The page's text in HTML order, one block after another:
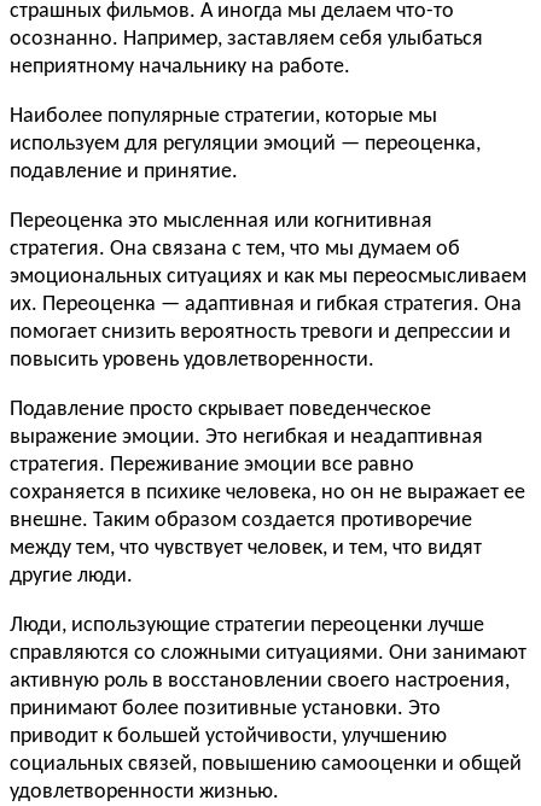
страшных фильмов. А иногда мы делаем что-то
осознанно. Например, заставляем себя улыбаться
неприятному начальнику на работе.
Наиболее популярные стратегии, которые мы
используем для регуляции эмоций — переоценка,
подавление и принятие.
Переоценка это мысленная или когнитивная
стратегия. Она связана с тем, что мы думаем об
эмоциональных ситуациях и как мы переосмысливаем
их. Переоценка — адаптивная и гибкая стратегия. Она
помогает снизить вероятность тревоги и депрессии и
повысить уровень удовлетворенности.
Подавление просто скрывает поведенческое
выражение эмоции. Это негибкая и неадаптивная
стратегия. Переживание эмоции все равно
сохраняется в психике человека, но он не выражает ее
внешне. Таким образом создается противоречие
между тем, что чувствует человек, и тем, что видят
другие люди.
Люди, использующие стратегии переоценки лучше
справляются со сложными ситуациями. Они занимают
активную роль в восстановлении своего настроения,
принимают более позитивные установки. Это
приводит к большей устойчивости, улучшению
социальных связей, повышению самооценки и общей
удовлетворенности жизнью.